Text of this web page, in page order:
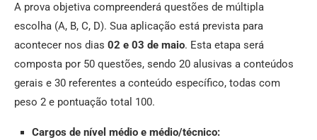
A prova objetiva compreenderá questões de múltipla
escolha (A, B, C, D). Sua aplicação está prevista para
acontecer nos dias 02 e 03 de maio. Esta etapa será
composta por 50 questões, sendo 20 alusivas a conteúdos
gerais e 30 referentes a conteúdo específico, todas com
peso 2 e pontuação total 100.
Cargos de nível médio e médio/técnico: